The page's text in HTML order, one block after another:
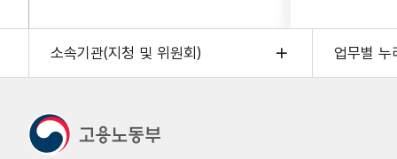
소속기관(지청 및 위원회) 업무별 누